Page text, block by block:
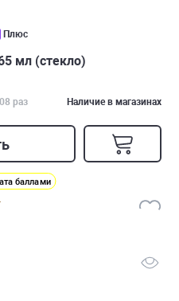
Плюс
мл (стекло)
раз Наличие в магазинах
баллами